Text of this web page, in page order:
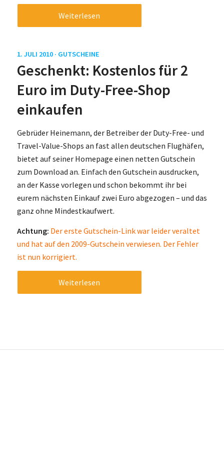
Weiterlesen
1. JULI 2010 · GUTSCHEINE
Geschenkt: Kostenlos für 2
Euro im Duty-Free-Shop
einkaufen
Gebrüder Heinemann, der Betreiber der Duty-Free- und
Travel-Value-Shops an fast allen deutschen Flughäfen,
bietet auf seiner Homepage einen netten Gutschein
zum Download an. Einfach den Gutschein ausdrucken,
an der Kasse vorlegen und schon bekommt ihr bei
eurem nächsten Einkauf zwei Euro abgezogen – und das
ganz ohne Mindestkaufwert.
Achtung: Der erste Gutschein-Link war leider veraltet
und hat auf den 2009-Gutschein verwiesen. Der Fehler
ist nun korrigiert.
Weiterlesen